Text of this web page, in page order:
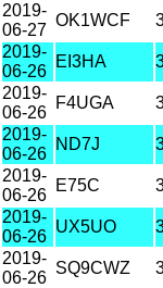
2019-
06-27
OK1WCF
2019-
06-26
EI3HA
2019-
06-26
F4UGA
2019-
06-26
ND7J
2019-
06-26
E75C
2019-
06-26
UX5UO
2019-
06-26
SQ9CWZ